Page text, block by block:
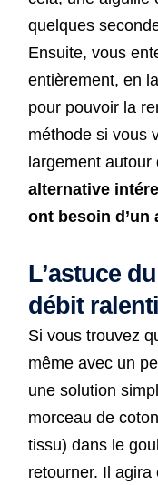
quelques
Ensuite, vous
entièrement, en
pour pouvoir la
méthode si vous
largement autour
alternative
ont besoin
L’astuce
débit ralenti
Si vous trouvez
même avec un
une solution
morceau de
tissu) dans le
retourner. Il